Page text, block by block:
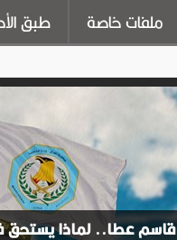
ملفات خاصة طبق
قاسم عطا.. لماذا يستحق